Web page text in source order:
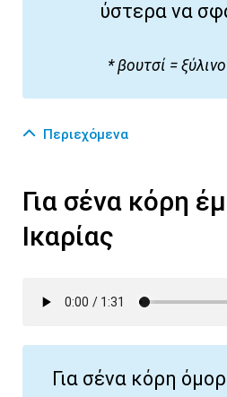
ύστερα να
* βουτσί =
Περιεχόμενα
Για σένα κόρη
Ικαρίας
Για σένα κόρη